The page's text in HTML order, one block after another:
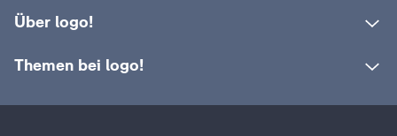
c
h
Über logo!
Themen bei logo!